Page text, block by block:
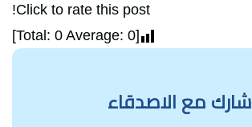
Click to rate this post!
[Total:
0 Average: 0
]
شارك مع الاصدقاء